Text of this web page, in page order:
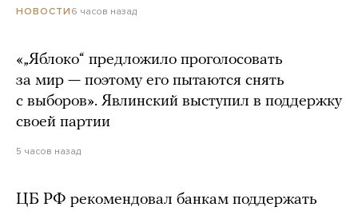
НОВОСТИ 6 часов назад
«„Яблоко“ предложило проголосовать
за мир — поэтому его пытаются снять
с выборов». Явлинский выступил в поддержку
своей партии
5 часов назад
ЦБ РФ рекомендовал банкам поддержать